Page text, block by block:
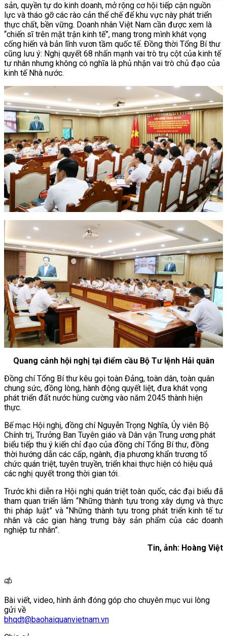
sản, quyền tự do kinh doanh, mở rộng cơ hội tiếp cận nguồn
lực và tháo gỡ các rào cản thể chế để khu vực này phát triển
thực chất, bền vững. Doanh nhân Việt Nam cần được xem là
“chiến sĩ trên mặt trận kinh tế”, mang trong mình khát vọng
cống hiến và bản lĩnh vươn tầm quốc tế. Đồng thời Tổng Bí thư
cũng lưu ý: Nghị quyết 68 nhấn mạnh vai trò trụ cột của kinh tế
tư nhân nhưng không có nghĩa là phủ nhận vai trò chủ đạo của
kinh tế Nhà nước.
Quang cảnh hội nghị tại điểm cầu Bộ Tư lệnh Hải quân
Đồng chí Tổng Bí thư kêu gọi toàn Đảng, toàn dân, toàn quân
chung sức, đồng lòng, hành động quyết liệt, đưa khát vọng
phát triển đất nước hùng cường vào năm 2045 thành hiện
thực.
Bế mạc Hội nghị, đồng chí Nguyễn Trọng Nghĩa, Ủy viên Bộ
Chính trị, Trưởng Ban Tuyên giáo và Dân vận Trung ương phát
biểu tiếp thu ý kiến chỉ đạo của đồng chí Tổng Bí thư, đồng
thời hướng dẫn các cấp, ngành, địa phương khẩn trương tổ
chức quán triệt, tuyên truyền, triển khai thực hiện có hiệu quả
các nghị quyết trong thời gian tới.
Trước khi diễn ra Hội nghị quán triệt toàn quốc, các đại biểu đã
tham quan triển lãm “Những thành tựu trong xây dựng và thực
thi pháp luật” và “Những thành tựu trong phát triển kinh tế tư
nhân và các gian hàng trưng bày sản phẩm của các doanh
nghiệp tư nhân”.
Tin, ảnh: Hoàng Việt
Bài viết, video, hình ảnh đóng góp cho chuyên mục vui lòng
gửi về
bhqdt@baohaiquanvietnam.vn